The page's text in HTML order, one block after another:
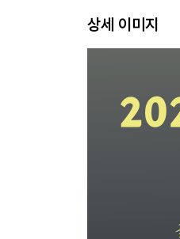
Chapter 1 하찮
Chapter 2 데코
별걸 다 꾸미는
Chapter 3 도파
도파민에 대한
회빙환에 빠진
상세 이미지